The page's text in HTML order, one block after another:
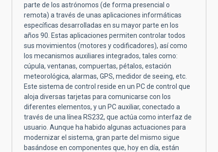
parte de los astrónomos (de forma presencial o
remota) a través de unas aplicaciones informáticas
específicas desarrolladas en su mayor parte en los
años 90. Estas aplicaciones permiten controlar todos
sus movimientos (motores y codificadores), así como
los mecanismos auxiliares integrados, tales como:
cúpula, ventanas, compuertas, pétalos, estación
meteorológica, alarmas, GPS, medidor de seeing, etc.
Este sistema de control reside en un PC de control que
aloja diversas tarjetas para comunicarse con los
diferentes elementos, y un PC auxiliar, conectado a
través de una línea RS232, que actúa como interfaz de
usuario. Aunque ha habido algunas actuaciones para
modernizar el sistema, gran parte del mismo sigue
basándose en componentes que, hoy en día, están